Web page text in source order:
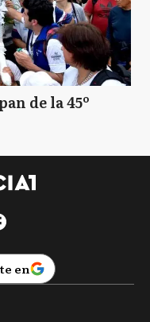
de la 45º
en